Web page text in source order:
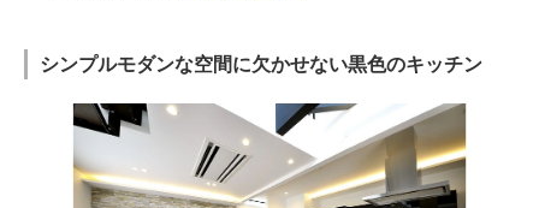
シンプルモダンな空間に欠かせない黒色のキッチン